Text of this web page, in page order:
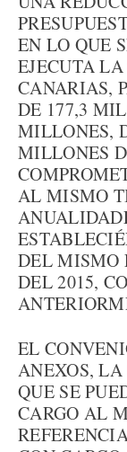
EN LO QUE
EJECUTA
CANARIAS,
DE 177,3
MILLONES,
MILLONES
AL MISMO
DEL MISMO
DEL 2015,
EL
ANEXOS,
QUE SE
CARGO AL